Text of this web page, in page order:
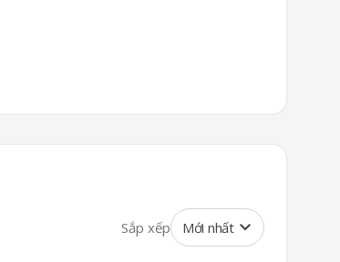
Sắp xếp Mới nhất keyboard_arrow_down